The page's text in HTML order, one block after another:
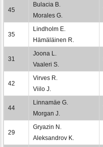
45
Bulacia B.
Morales G.
35
Lindholm E.
Hämäläinen R.
31
Joona L.
Vaaleri S.
42
Virves R.
Viilo J.
44
Linnamäe G.
Morgan J.
29
Gryazin N.
Aleksandrov K.